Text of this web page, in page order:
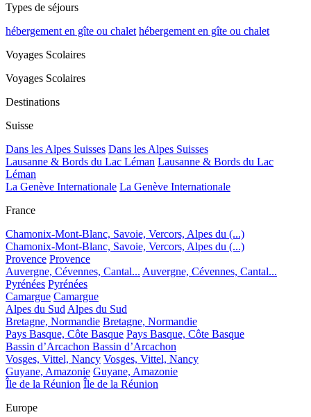
Types de séjours
hébergement en gîte ou chalet hébergement en gîte ou chalet
Voyages Scolaires
Voyages Scolaires
Destinations
Suisse
Dans les Alpes Suisses Dans les Alpes Suisses
Lausanne & Bords du Lac Léman Lausanne & Bords du Lac
Léman
La Genève Internationale La Genève Internationale
France
Chamonix-Mont-Blanc, Savoie, Vercors, Alpes du (...)
Chamonix-Mont-Blanc, Savoie, Vercors, Alpes du (...)
Provence Provence
Auvergne, Cévennes, Cantal... Auvergne, Cévennes, Cantal...
Pyrénées Pyrénées
Camargue Camargue
Alpes du Sud Alpes du Sud
Bretagne, Normandie Bretagne, Normandie
Pays Basque, Côte Basque Pays Basque, Côte Basque
Bassin d’Arcachon Bassin d’Arcachon
Vosges, Vittel, Nancy Vosges, Vittel, Nancy
Guyane, Amazonie Guyane, Amazonie
Île de la Réunion Île de la Réunion
Europe